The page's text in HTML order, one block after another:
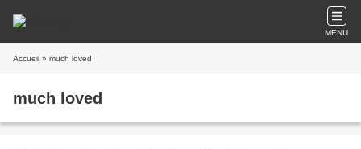
MENU
Accueil » much loved
much loved